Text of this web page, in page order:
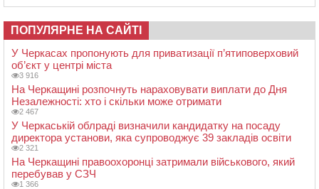
ПОПУЛЯРНЕ НА САЙТІ
У Черкасах пропонують для приватизації п’ятиповерховий
об’єкт у центрі міста
3 916
На Черкащині розпочнуть нараховувати виплати до Дня
Незалежності: хто і скільки може отримати
2 467
У Черкаській облраді визначили кандидатку на посаду
директора установи, яка супроводжує 39 закладів освіти
2 321
На Черкащині правоохоронці затримали військового, який
перебував у СЗЧ
1 366